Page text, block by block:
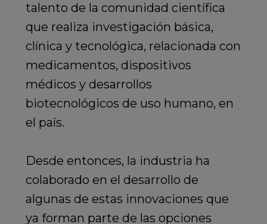
talento de la comunidad científica
que realiza investigación básica,
clínica y tecnológica, relacionada con
medicamentos, dispositivos
médicos y desarrollos
biotecnológicos de uso humano, en
el país.
Desde entonces, la industria ha
colaborado en el desarrollo de
algunas de estas innovaciones que
ya forman parte de las opciones